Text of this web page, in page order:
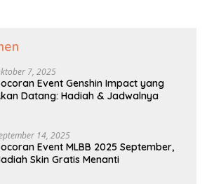
7, 2025
Event Genshin Impact yang
Datang: Hadiah & Jadwalnya
14, 2025
Event MLBB 2025 September,
Skin Gratis Menanti